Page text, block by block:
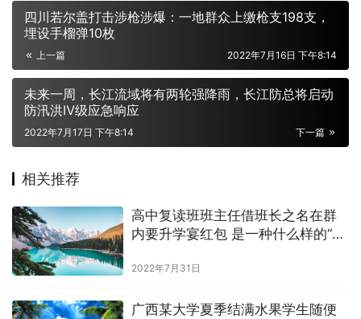
四川若尔盖打击涉枪涉爆：一地群众上缴枪支198支，
埋设手榴弹10枚
上一篇 2022年7月16日 下午8:14
未来一周，长江流域将有两轮强降雨，长江防总将启动
防汛洪Ⅳ级应急响应
下一篇
2022年7月17日 下午8:14
相关推荐
高中复读班班主任借班长之名在群
内要升学宴红包 是一种什么样的“惯
2022年7月31日
广西某大学夏季结满水果学生随便